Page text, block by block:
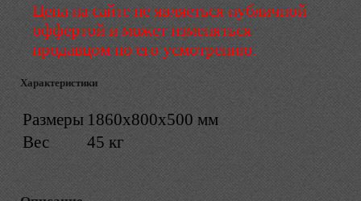
Цена на сайте не являеться публичной
оффертой и может изменяться
продавцом по его усмотрению.
Характеристики
Размеры 1860x800x500 мм
Вес
45 кг